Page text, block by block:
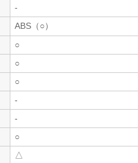
-
ABS（○）
○
○
○
-
-
○
△